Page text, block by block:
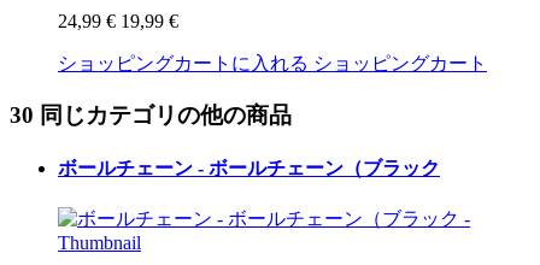
24,99 € 19,99 €
ショッピングカートに入れる ショッピングカート
30 同じカテゴリの他の商品
ボールチェーン - ボールチェーン（ブラック